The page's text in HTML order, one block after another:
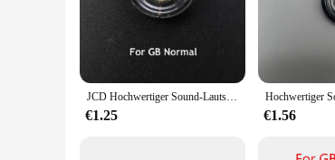
JCD Hochwertiger Sound-Lautsprecher für GB GBP GBC GBA SP Lautsprecher Ersatz für Gameboy Color Advance Spielzubehör
€1.25 €1.56